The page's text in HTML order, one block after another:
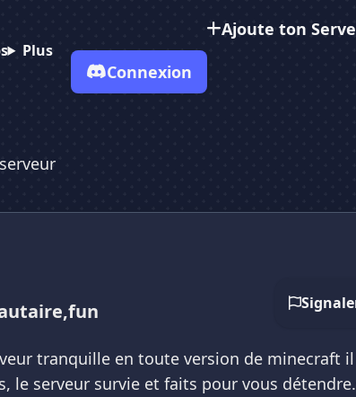
Plus
Ajoute ton
Connexion
tranquille en toute version de minecraft
le serveur survie et faits pour vous
ser...